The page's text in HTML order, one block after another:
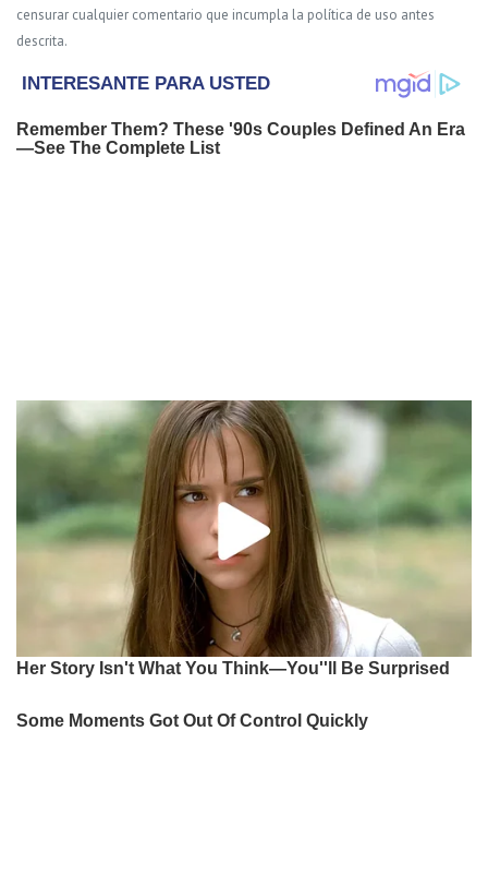
censurar cualquier comentario que incumpla la política de uso antes
descrita.